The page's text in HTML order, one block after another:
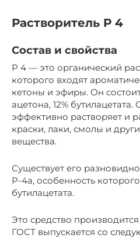
Растворитель Р 4
Состав и свойства
Р 4 — это органический
которого входят
кетоны и эфиры. Он состоит
ацетона, 12%
эффективно растворяет и
краски, лаки, смолы и
вещества.
Существует его
Р-4а, особенность
бутилацетата.
Это средство
ГОСТ выпускается со